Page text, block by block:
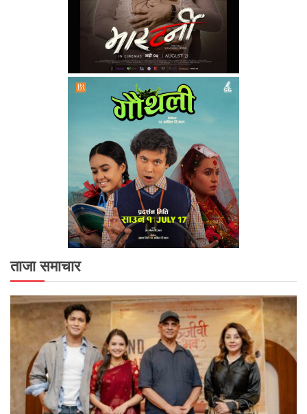
ताजा समाचार